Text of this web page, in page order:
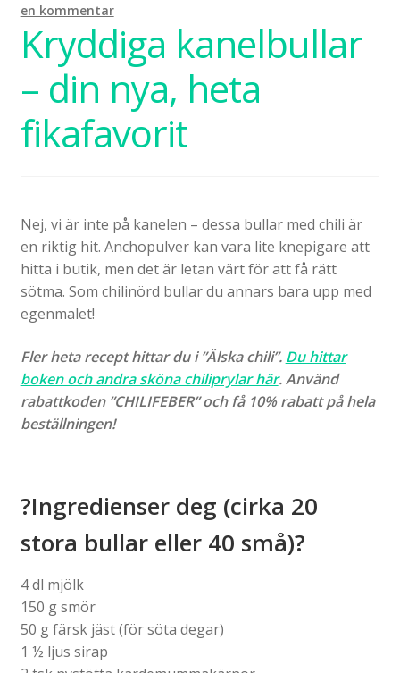
en kommentar
Kryddiga kanelbullar
– din nya, heta
fikafavorit
Nej, vi är inte på kanelen – dessa bullar med chili är
en riktig hit. Anchopulver kan vara lite knepigare att
hitta i butik, men det är letan värt för att få rätt
sötma. Som chilinörd bullar du annars bara upp med
egenmalet!
Fler heta recept hittar du i ”Älska chili”. Du hittar
boken och andra sköna chiliprylar här. Använd
rabattkoden ”CHILIFEBER” och få 10% rabatt på hela
beställningen!
?Ingredienser deg (cirka 20
stora bullar eller 40 små)?
4 dl mjölk
150 g smör
50 g färsk jäst (för söta degar)
1 ½ ljus sirap